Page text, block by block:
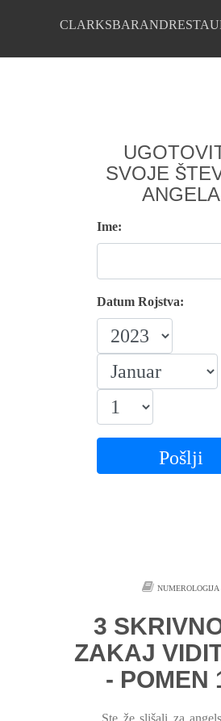
SVOJE
ANGELA
Ime:
Datum Rojstva:
Pošlji
NUMEROLOGIJA
3
ZAKAJ
- POMEN
Ste že slišali za